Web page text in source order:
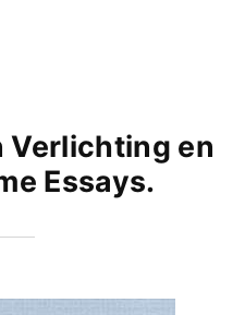
Verlichting en
Essays.